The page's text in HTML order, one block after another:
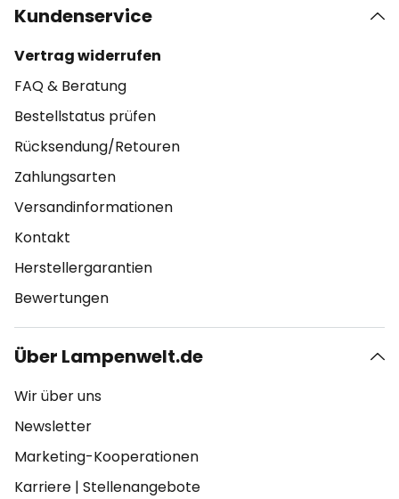
Kundenservice
Vertrag widerrufen
FAQ & Beratung
Bestellstatus prüfen
Rücksendung/Retouren
Zahlungsarten
Versandinformationen
Kontakt
Herstellergarantien
Bewertungen
Über Lampenwelt.de
Wir über uns
Newsletter
Marketing-Kooperationen
Karriere | Stellenangebote